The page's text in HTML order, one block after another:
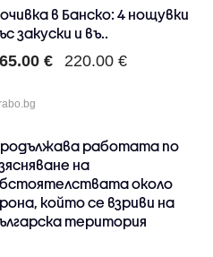
в Банско: 4 нощувки
закуски и въ..
€ 220.00 €
работата по
на
около
който се взриви на
територия